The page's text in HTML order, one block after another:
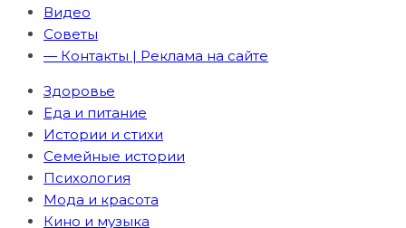
Видео
Советы
— Контакты | Реклама на сайте
Здоровье
Еда и питание
Истории и стихи
Семейные истории
Психология
Мода и красота
Кино и музыка